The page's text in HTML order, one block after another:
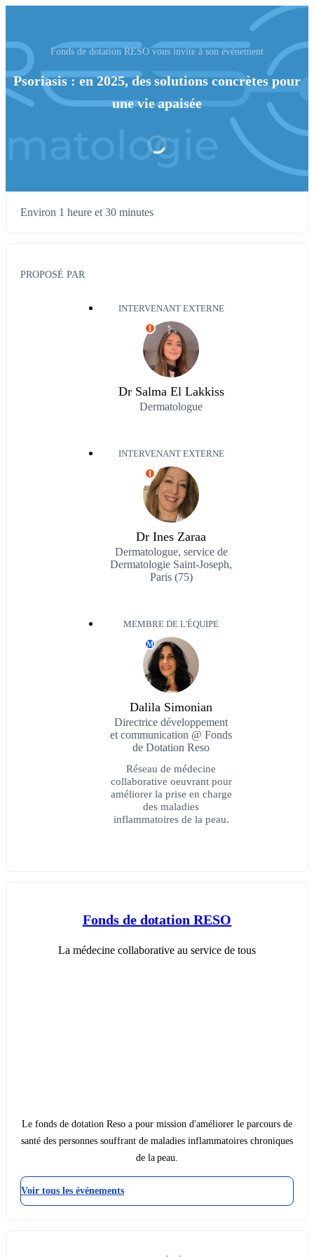
Fonds de dotation RESO vous invite à son événement
Psoriasis : en 2025, des solutions concrètes pour
une vie apaisée
Environ 1 heure et 30 minutes
PROPOSÉ PAR
INTERVENANT EXTERNE
I
Dr Salma El Lakkiss
Dermatologue
INTERVENANT EXTERNE
I
Dr Ines Zaraa
Dermatologue, service de
Dermatologie Saint-Joseph,
Paris (75)
MEMBRE DE L'ÉQUIPE
M
Dalila Simonian
Directrice développement
et communication @ Fonds
de Dotation Reso
Réseau de médecine
collaborative oeuvrant pour
améliorer la prise en charge
des maladies
inflammatoires de la peau.
Fonds de dotation RESO
La médecine collaborative au service de tous
Le fonds de dotation Reso a pour mission d'améliorer le parcours de
santé des personnes souffrant de maladies inflammatoires chroniques
de la peau.
Voir tous les événements